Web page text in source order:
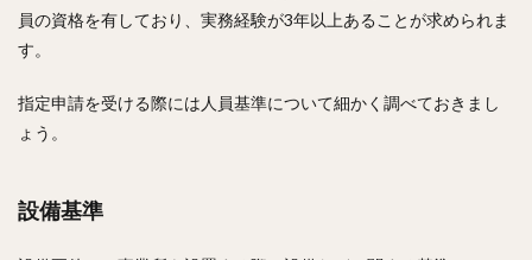
員の資格を有しており、実務経験が3年以上あることが求められま
す。
指定申請を受ける際には人員基準について細かく調べておきまし
ょう。
設備基準